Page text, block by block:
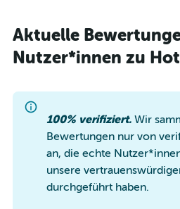
Aktuelle
Nutzer*innen zu
100% verifiziert. Wir
Bewertungen nur von
an, die echte
unsere
durchgeführt haben.